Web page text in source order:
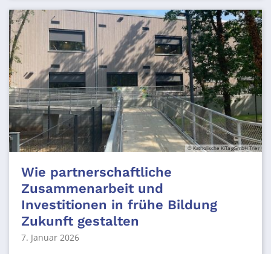
© Katholische KiTa gGmbH Trier
Wie partnerschaftliche
Zusammenarbeit und
Investitionen in frühe Bildung
Zukunft gestalten
7. Januar 2026